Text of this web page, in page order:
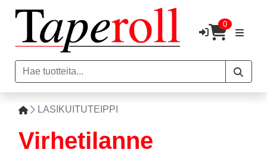
0
LASIKUITUTEIPPI
Virhetilanne